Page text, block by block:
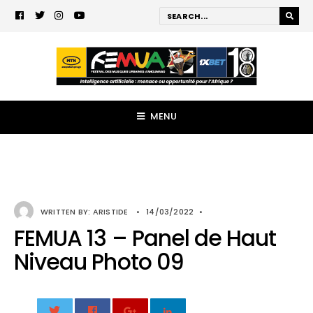
MENU
WRITTEN BY: ARISTIDE • 14/03/2022 •
FEMUA 13 – Panel de Haut
Niveau Photo 09